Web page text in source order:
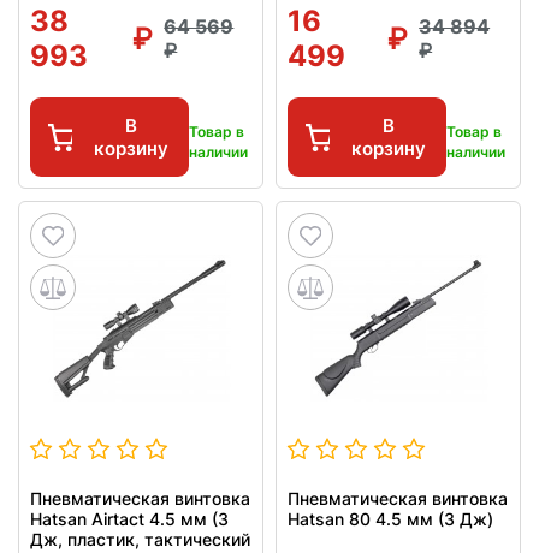
38
993
64 569
В
корзину
Товар в
наличии
16
499
34 894
В
корзину
Товар в
наличии
Пневматическая винтовка
Hatsan Airtact 4.5 мм (3
Дж, пластик, тактический
Пневматическая винтовка
Hatsan 80 4.5 мм (3 Дж)